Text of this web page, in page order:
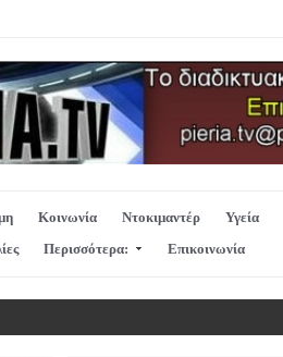
Κοινωνία Ντοκιμαντέρ Υγεία
Περισσότερα: Επικοινωνία